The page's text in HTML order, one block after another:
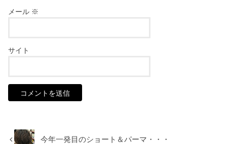
メール ※
サイト
今年一発目のショート＆パーマ・・・